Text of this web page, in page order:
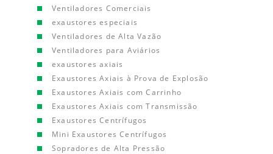
Ventiladores Comerciais
exaustores especiais
Ventiladores de Alta Vazão
Ventiladores para Aviários
exaustores axiais
Exaustores Axiais à Prova de Explosão
Exaustores Axiais com Carrinho
Exaustores Axiais com Transmissão
Exaustores Centrífugos
Mini Exaustores Centrífugos
Sopradores de Alta Pressão